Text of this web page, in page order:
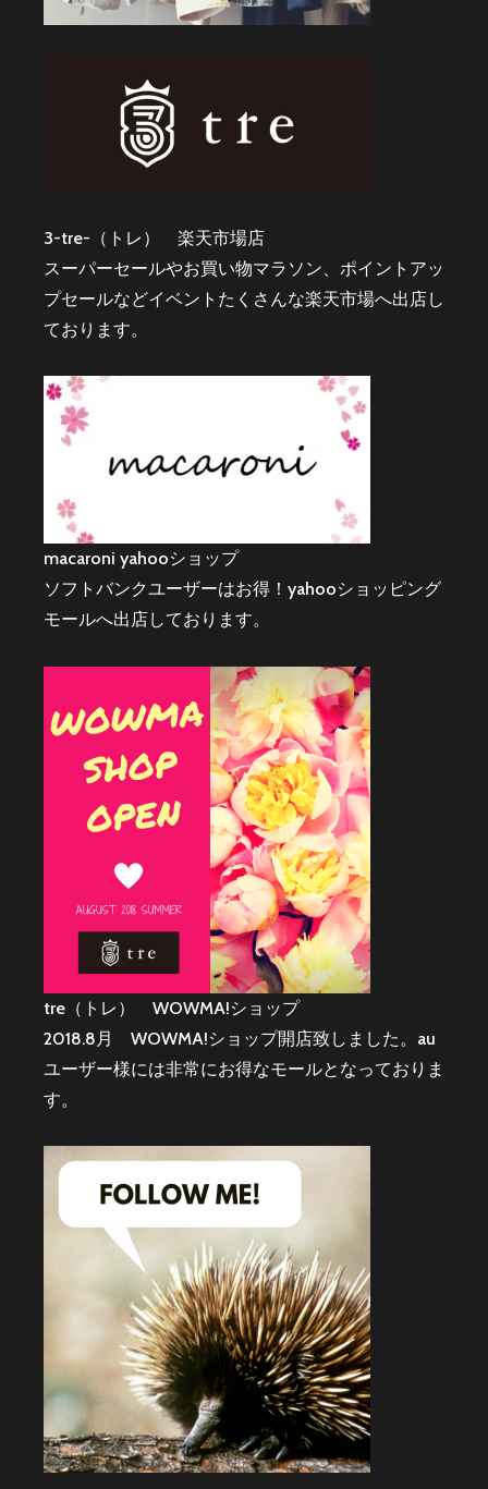
3-tre-（トレ） 楽天市場店
スーパーセールやお買い物マラソン、ポイントアッ
プセールなどイベントたくさんな楽天市場へ出店し
ております。
macaroni yahooショップ
ソフトバンクユーザーはお得！yahooショッピング
モールへ出店しております。
tre（トレ） WOWMA!ショップ
2018.8月 WOWMA!ショップ開店致しました。au
ユーザー様には非常にお得なモールとなっておりま
す。